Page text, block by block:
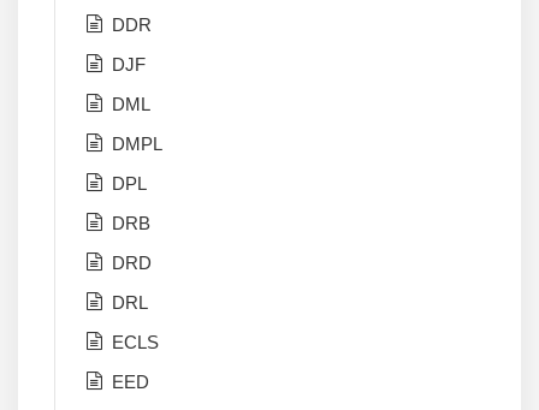
DDR
DJF
DML
DMPL
DPL
DRB
DRD
DRL
ECLS
EED